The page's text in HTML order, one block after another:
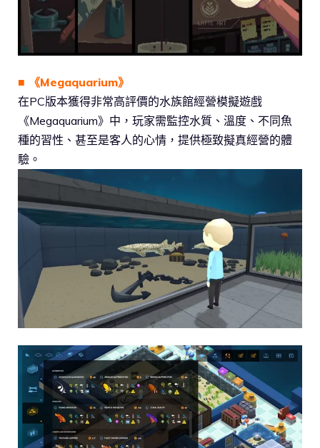
■ 《Megaquarium》
在PC版本獲得非常高評價的水族館經營模擬遊戲
《Megaquarium》中，玩家需監控水質、溫度、不同魚
種的習性、甚至是客人的心情，提供極致擬真經營的體
驗。